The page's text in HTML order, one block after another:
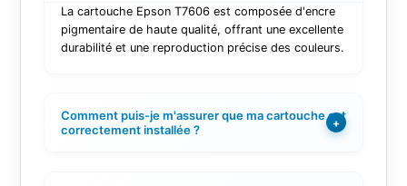
La cartouche Epson T7606 est composée d'encre
pigmentaire de haute qualité, offrant une excellente
durabilité et une reproduction précise des couleurs.
Comment puis-je m'assurer que ma cartouche est
correctement installée ?
+